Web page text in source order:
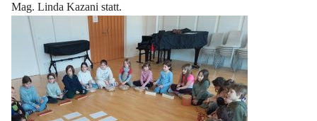
Mag. Linda Kazani statt.